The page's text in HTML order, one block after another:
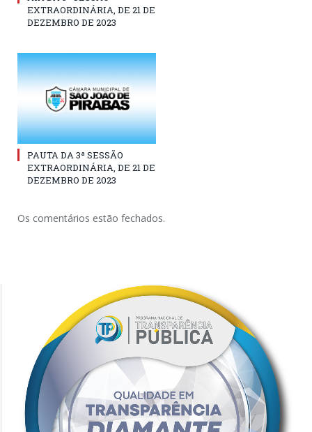
EXTRAORDINÁRIA, DE 21 DE
DEZEMBRO DE 2023
PAUTA DA 3ª SESSÃO
EXTRAORDINÁRIA, DE 21 DE
DEZEMBRO DE 2023
Os comentários estão fechados.